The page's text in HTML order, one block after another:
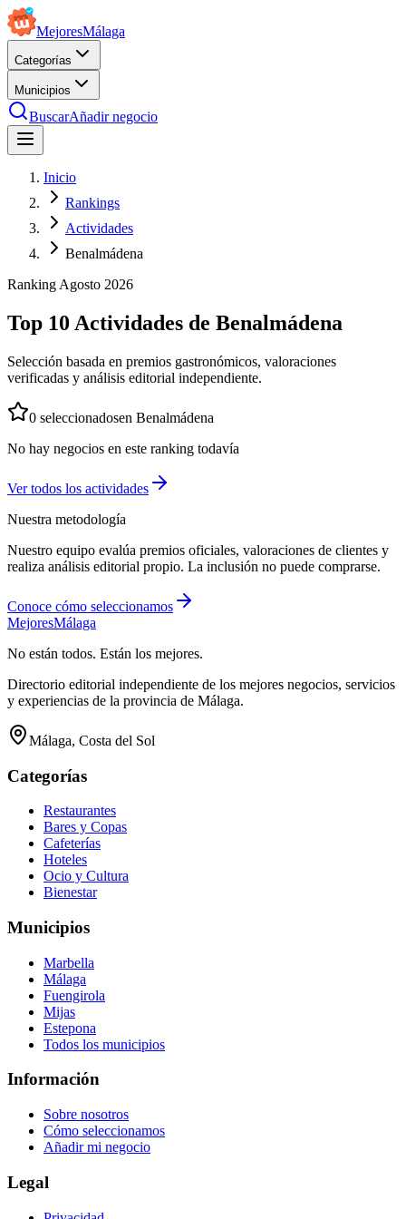
MejoresMálaga
Categorías
Municipios
BuscarAñadir negocio
Inicio
Rankings
Actividades
Benalmádena
Ranking Agosto 2026
Top 10 Actividades de Benalmádena
Selección basada en premios gastronómicos, valoraciones
verificadas y análisis editorial independiente.
0 seleccionadosen Benalmádena
No hay negocios en este ranking todavía
Ver todos los actividades
Nuestra metodología
Nuestro equipo evalúa premios oficiales, valoraciones de clientes y
realiza análisis editorial propio. La inclusión no puede comprarse.
Conoce cómo seleccionamos
MejoresMálaga
No están todos. Están los mejores.
Directorio editorial independiente de los mejores negocios, servicios
y experiencias de la provincia de Málaga.
Málaga, Costa del Sol
Categorías
Restaurantes
Bares y Copas
Cafeterías
Hoteles
Ocio y Cultura
Bienestar
Municipios
Marbella
Málaga
Fuengirola
Mijas
Estepona
Todos los municipios
Información
Sobre nosotros
Cómo seleccionamos
Añadir mi negocio
Legal